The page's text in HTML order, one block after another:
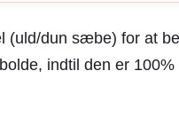
(uld/dun sæbe) for at
indtil den er